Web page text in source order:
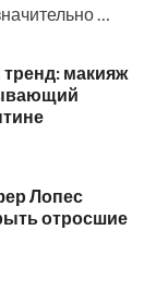
…
макияж
Лопес
отросшие